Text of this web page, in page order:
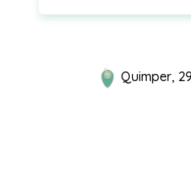
Quimper,